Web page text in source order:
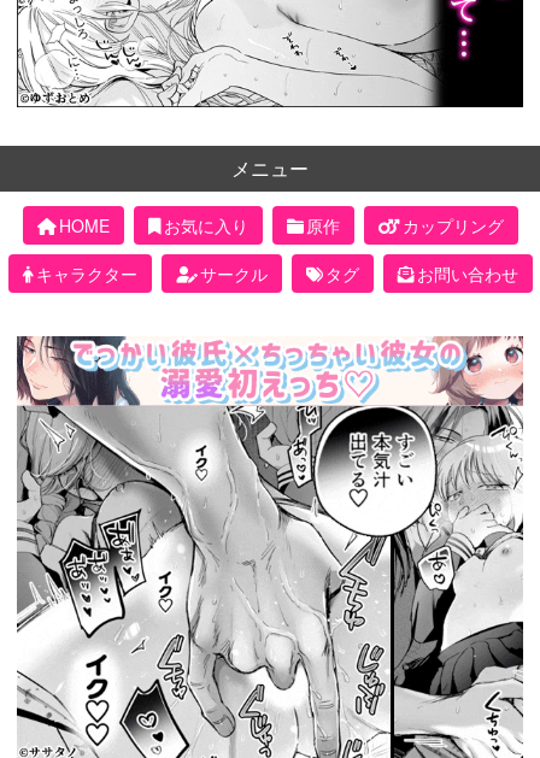
メニュー
HOME お気に入り 原作
カップリング
キャラクター
サークル タグ お問い合わせ